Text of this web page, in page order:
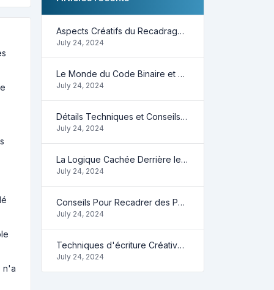
n'a
Aspects Créatifs du Recadrage de Photos en Ligne
July 24, 2024
Le Monde du Code Binaire et ce que Vous Pouvez Faire
July 24, 2024
Détails Techniques et Conseils sur le Recadrage de Photos
July 24, 2024
La Logique Cachée Derrière le Système Binaire
July 24, 2024
Conseils Pour Recadrer des Photos en Ligne
July 24, 2024
Techniques d'écriture Créative Avec Compteur de Mots
July 24, 2024